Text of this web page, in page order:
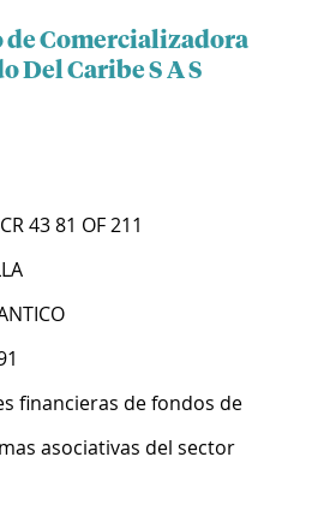
de Comercializadora
Del Caribe S A S
43 81 OF 211
financieras de fondos de
asociativas del sector